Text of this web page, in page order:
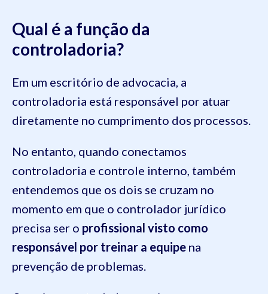
Qual é a função da
controladoria?
Em um escritório de advocacia, a
controladoria está responsável por atuar
diretamente no cumprimento dos processos.
No entanto, quando conectamos
controladoria e controle interno, também
entendemos que os dois se cruzam no
momento em que o controlador jurídico
precisa ser o profissional visto como
responsável por treinar a equipe na
prevenção de problemas.